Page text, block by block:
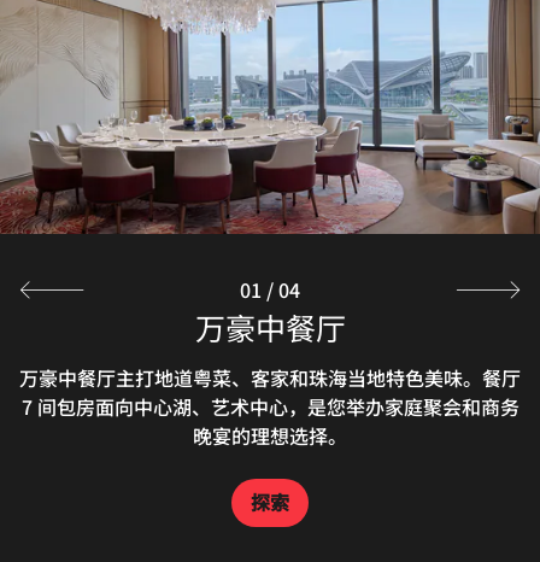
万豪中餐厅
万豪中餐厅主打地道粤菜、客家和珠海当地特色美味。餐厅
7 间包房面向中心湖、艺术中心，是您举办家庭聚会和商务
晚宴的理想选择。
探索
臻厨全日餐厅
珠海臻厨全日餐厅饱览天际线美景，于此品尝精致美食，享
受身心双重愉悦体验。餐饮团队拥有多年国际品牌酒店服务
经验，为您奉上众多诱人菜品，打造精彩舌尖盛宴。
探索
探索
大堂吧集多功能风格和用途于一体，日间出品各式中国茶、
醇香咖啡、美味甜点和精致优雅的下午茶，为洽商聚会提供
时尚舒适之所；夜间则转换为活力涌动的酒吧，宾客可一边
浅酌特调鸡尾酒、威士忌，一边享受曼妙的音乐，尽享精彩
纷呈的都市新体验。
探索
01 /04